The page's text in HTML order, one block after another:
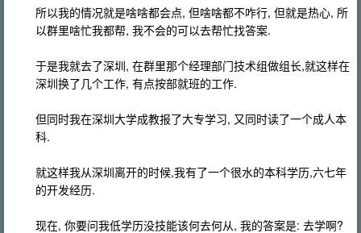
所以我的情况就是啥啥都会点, 但啥啥都不咋行, 但就是热心, 所
以群里啥忙我都帮, 我不会的可以去帮忙找答案.
于是我就去了深圳, 在群里那个经理部门技术组做组长,就这样在
深圳换了几个工作, 有点按部就班的工作.
但同时我在深圳大学成教报了大专学习, 又同时读了一个成人本
科.
就这样我从深圳离开的时候,我有了一个很水的本科学历,六七年
的开发经历.
现在, 你要问我低学历没技能该何去何从, 我的答案是: 去学啊?